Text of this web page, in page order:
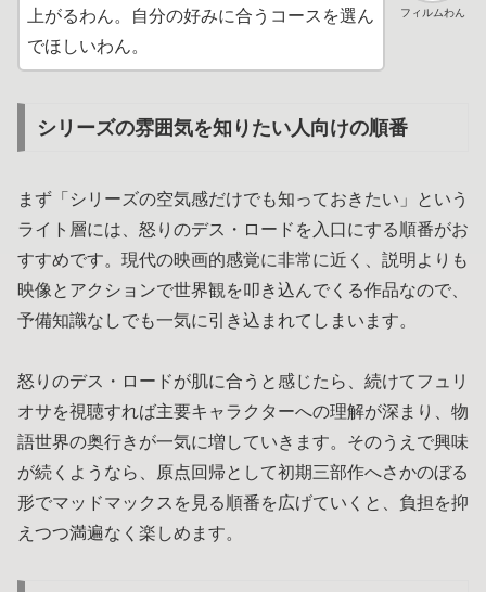
フィルムわん
上がるわん。自分の好みに合うコースを選ん
でほしいわん。
シリーズの雰囲気を知りたい人向けの順番
まず「シリーズの空気感だけでも知っておきたい」という
ライト層には、怒りのデス・ロードを入口にする順番がお
すすめです。現代の映画的感覚に非常に近く、説明よりも
映像とアクションで世界観を叩き込んでくる作品なので、
予備知識なしでも一気に引き込まれてしまいます。
怒りのデス・ロードが肌に合うと感じたら、続けてフュリ
オサを視聴すれば主要キャラクターへの理解が深まり、物
語世界の奥行きが一気に増していきます。そのうえで興味
が続くようなら、原点回帰として初期三部作へさかのぼる
形でマッドマックスを見る順番を広げていくと、負担を抑
えつつ満遍なく楽しめます。